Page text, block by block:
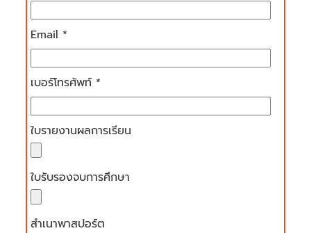
Email *
เบอร์โทรศัพท์ *
ใบรายงานผลการเรียน
ใบรับรองจบการศึกษา
สำเนาพาสปอร์ต